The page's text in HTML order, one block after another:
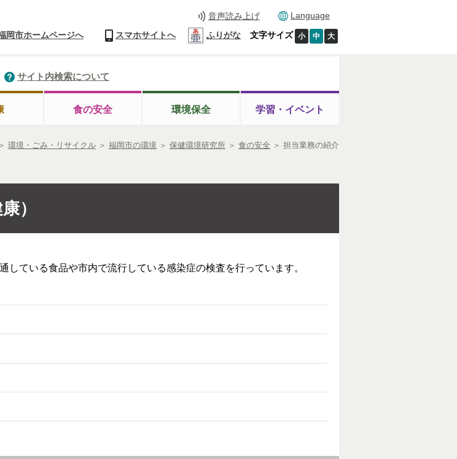
音声読み上げ Language
岡市ホームページへ スマホサイトへ ふりがな 文字サイズ 小 中 大
サイト内検索について
食の安全 環境保全 学習・イベント
＞ 環境・ごみ・リサイクル ＞ 福岡市の環境 ＞ 保健環境研究所 ＞ 食の安全 ＞ 担当業務の紹介
）
ている食品や市内で流行している感染症の検査を行っています。